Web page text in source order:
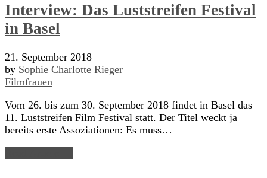
Interview: Das Luststreifen Festival
in Basel
21. September 2018
by Sophie Charlotte Rieger
Filmfrauen
Vom 26. bis zum 30. September 2018 findet in Basel das
11. Luststreifen Film Festival statt. Der Titel weckt ja
bereits erste Assoziationen: Es muss…